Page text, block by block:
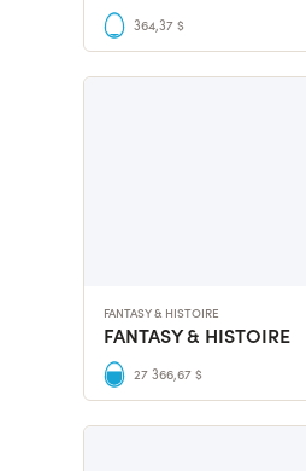
364,37 $
FANTASY & HISTOIRE
FANTASY & HISTOIRE
27 366,67 $